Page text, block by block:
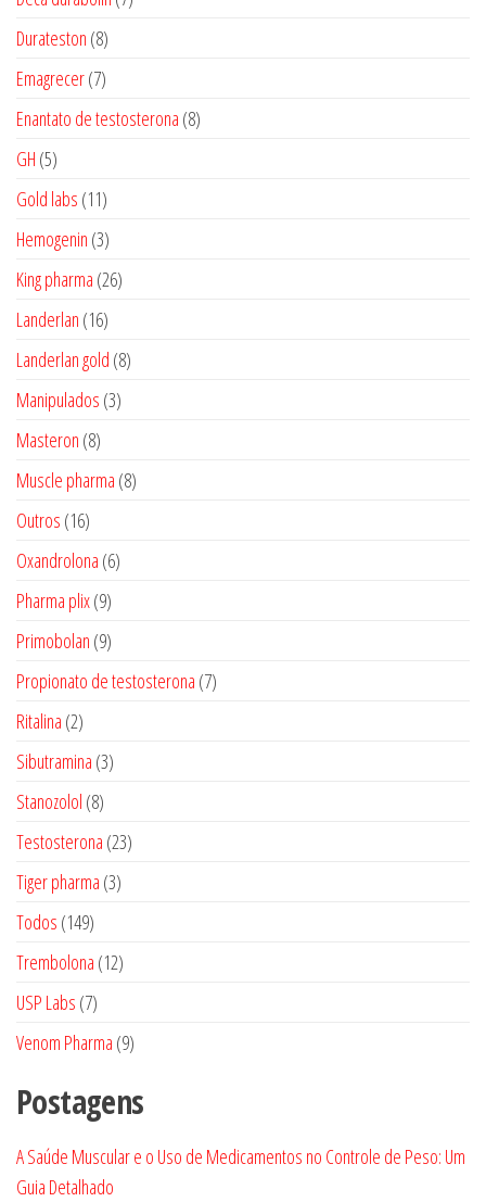
Durateston 88
produtos
Emagrecer 77
produtos
Enantato de testosterona 88
GH 55
produtos
Gold labs 1111
produtos
Hemogenin 33
produtos
King pharma 2626
Landerlan 1616
produtos
Landerlan gold 88
Manipulados 33
Masteron 88
produtos
Muscle pharma 88
Outros 1616
produtos
Oxandrolona 66
Pharma plix 99
produtos
Primobolan 99
produtos
Propionato de testosterona 77
Ritalina 22
produtos
Sibutramina 33
Stanozolol 88
produtos
Testosterona 2323
Tiger pharma 33
Todos 149149
produtos
Trembolona 1212
USP Labs 77
produtos
Venom Pharma 99
Postagens
A Saúde Muscular e o Uso de Medicamentos no Controle de Peso: Um
Guia Detalhado